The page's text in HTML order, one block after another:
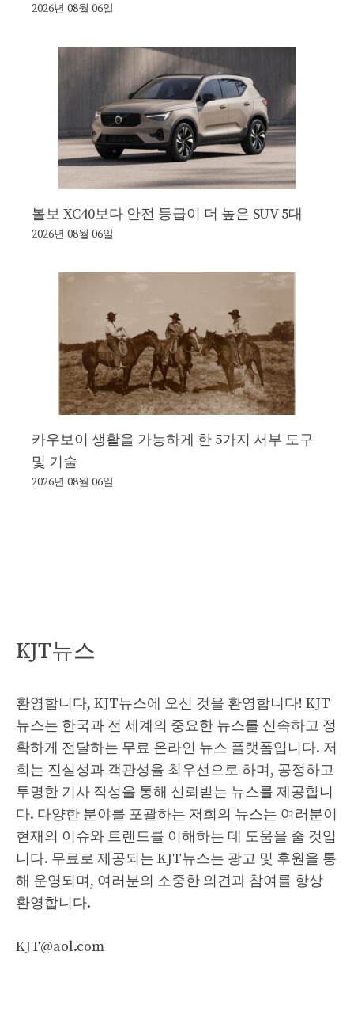
2026년 08월 06일
볼보 XC40보다 안전 등급이 더 높은 SUV 5대
2026년 08월 06일
카우보이 생활을 가능하게 한 5가지 서부 도구
및 기술
2026년 08월 06일
KJT뉴스
환영합니다, KJT뉴스에 오신 것을 환영합니다! KJT
뉴스는 한국과 전 세계의 중요한 뉴스를 신속하고 정
확하게 전달하는 무료 온라인 뉴스 플랫폼입니다. 저
희는 진실성과 객관성을 최우선으로 하며, 공정하고
투명한 기사 작성을 통해 신뢰받는 뉴스를 제공합니
다. 다양한 분야를 포괄하는 저희의 뉴스는 여러분이
현재의 이슈와 트렌드를 이해하는 데 도움을 줄 것입
니다. 무료로 제공되는 KJT뉴스는 광고 및 후원을 통
해 운영되며, 여러분의 소중한 의견과 참여를 항상
환영합니다.
KJT@aol.com